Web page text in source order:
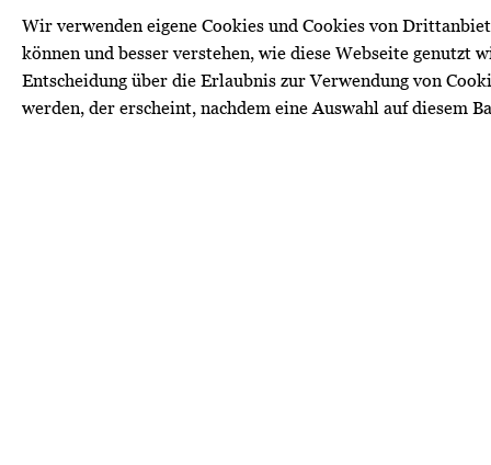
Wir verwenden eigene Cookies und Cookies von
können und besser verstehen, wie diese Webseite genutzt
Entscheidung über die Erlaubnis zur Verwendung von
werden, der erscheint, nachdem eine Auswahl auf diesem